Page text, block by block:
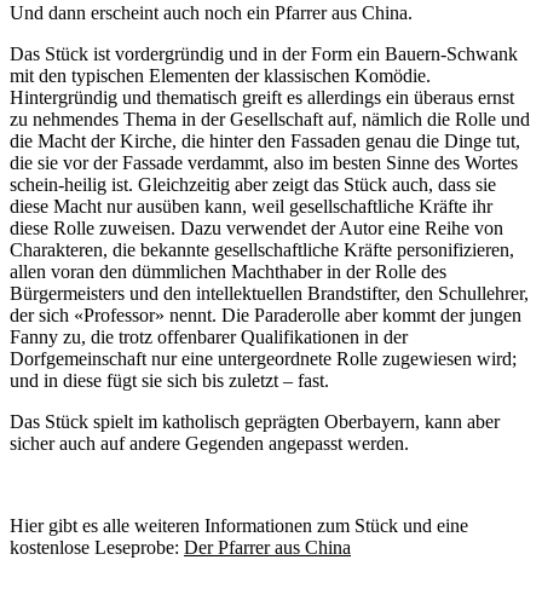
Und dann erscheint auch noch ein Pfarrer aus China.
Das Stück ist vordergründig und in der Form ein Bauern-Schwank
mit den typischen Elementen der klassischen Komödie.
Hintergründig und thematisch greift es allerdings ein überaus ernst
zu nehmendes Thema in der Gesellschaft auf, nämlich die Rolle und
die Macht der Kirche, die hinter den Fassaden genau die Dinge tut,
die sie vor der Fassade verdammt, also im besten Sinne des Wortes
schein-heilig ist. Gleichzeitig aber zeigt das Stück auch, dass sie
diese Macht nur ausüben kann, weil gesellschaftliche Kräfte ihr
diese Rolle zuweisen. Dazu verwendet der Autor eine Reihe von
Charakteren, die bekannte gesellschaftliche Kräfte personifizieren,
allen voran den dümmlichen Machthaber in der Rolle des
Bürgermeisters und den intellektuellen Brandstifter, den Schullehrer,
der sich «Professor» nennt. Die Paraderolle aber kommt der jungen
Fanny zu, die trotz offenbarer Qualifikationen in der
Dorfgemeinschaft nur eine untergeordnete Rolle zugewiesen wird;
und in diese fügt sie sich bis zuletzt – fast.
Das Stück spielt im katholisch geprägten Oberbayern, kann aber
sicher auch auf andere Gegenden angepasst werden.
Hier gibt es alle weiteren Informationen zum Stück und eine
kostenlose Leseprobe: Der Pfarrer aus China